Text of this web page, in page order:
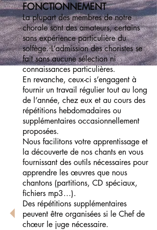
FONCTIONNEMENT
La plupart des membres de notre
chorale sont des amateurs, certains
sans expérience particulière du
solfège. L’admission des choristes se
fait sans aucune sélection ni
connaissances particulières.
En revanche, ceux-ci s’engagent à
fournir un travail régulier tout au long
de l’année, chez eux et au cours des
répétitions hebdomadaires ou
supplémentaires occasionnellement
proposées.
Nous facilitons votre apprentissage et
la découverte de nos chants en vous
fournissant des outils nécessaires pour
apprendre les œuvres que nous
chantons (partitions, CD spéciaux,
fichiers mp3…).
Des répétitions supplémentaires
peuvent être organisées si le Chef de
chœur le juge nécessaire.